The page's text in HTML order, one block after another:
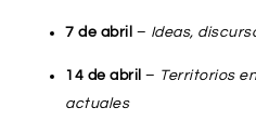
7 de abril – Ideas,
14 de abril – Territorios
actuales